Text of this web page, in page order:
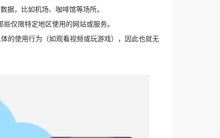
据，比如机场、咖啡馆等场所。
仅限特定地区使用的网站或服务。
的使用行为（如观看视频或玩游戏），因此也就无